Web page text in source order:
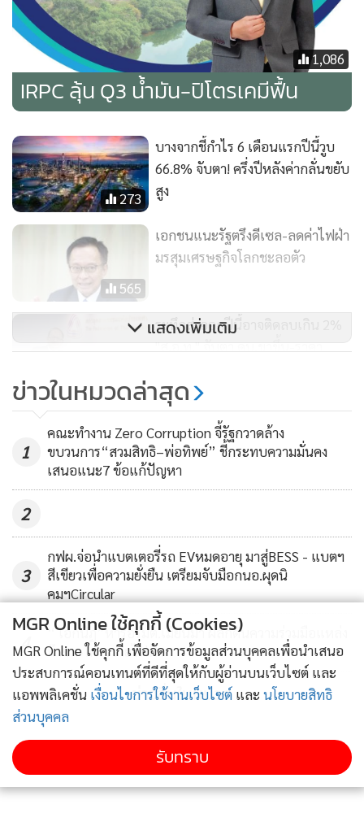
ตลาดราคาน้ำมันปาล์มดิบในประเทศ (CPO-DIT)
แฟตตี้แอลกอฮอล์จากธรรมชาติ (Natural Fatty Alcohols) คาด
ว่าความต้องการใช้มีแนวโน้มปรับตัวดีขึ้น เมื่อเปรียบเทียบกับ
ครึ่งแรกของปี 2566 แม้ว่าจะยังมีปัจจัยกดดันต่อกำลังซื้อแต่เริ่ม
เห็นสัญญาณการกลับมาซื้อสินค้าเพื่อเพิ่มปริมาณสินค้าคงคลัง
มากขึ้น หลังจากราคาวัตถุดิบน้ำมันปาล์มดิบมีแนวโน้มปรับตัว
สูงขึ้น
ประกอบกับประเทศจีนซึ่งเป็นผู้ซื้อรายใหญ่เริ่มมีการสต๊อก
สินค้าเพื่อสำรองไว้ใช้ในการผลิตสินค้าสำหรับงานกีฬาเอเชียน
เกมส์ครั้งที่ 19 ในช่วงวันที่ 23 กันยายน-8 ตุลาคม 2566 อีกทั้งใน
ช่วงไตรมาส 4 ของทุกปี เป็นช่วงฤดูกาล High Season ของกลุ่ม
ผู้ผลิตเครื่องสำอางและผลิตภัณฑ์เพื่อสุขอนามัยส่วนบุคคล
(Home and Personal Care) โดยเฉพาะผู้ผลิตครีมบำรุงผิวที่มี
ขึ้น และผู้ผลิตน้ำหอมที่มีความต้องการใช้ Short Chain
แอลกอฮอล์ เพื่อเตรียมสำหรับใช้ในการผลิตสินค้าก่อนเทศกาล
คริสต์มาสและเทศกาลวันปีใหม่ ส่งผลให้ภาพรวมความต้องการ
ซื้อในตลาดผลิตภัณฑ์แฟตตี้แอลกอฮอล์มีแนวโน้มปรับตัวดีขึ้น
ในช่วงครึ่งหลังของปีนี้
ขณะที่อุปทานโดยรวมของอุตสาหกรรมแฟตตี้แอลกอฮอล์คาด
ว่ามีแนวโน้มที่ดีขึ้น เนื่องจากผู้ผลิตรายใหญ่หลายรายหยุด
ดำเนินการผลิตชั่วคราวเพื่อซ่อมบำรุง และมีการลดกำลังการ
ผลิตลงให้สอดคล้องกับอุปสงค์ที่ลดลงจากครึ่งปีแรกที่ผ่านมา
และราคาขายคาดว่ามีแนวโน้มทรงตัว เป็นไปตามราคาน้ำมัน
ปาล์มดิบ (CPKO) ที่ทรงตัว เช่นเดียวกับกลีเซอรีน มีแนวโน้ม
ปรับตัวดีขึ้นสอดรับกับความต้องการที่เริ่มเข้าสู่ฤดูกาล High
Season ของกลุ่มผู้ผลิตเครื่องสำอางและผลิตภัณฑ์เพื่อสุข
อนามัย ส่วนอุปทานโดยรวมปรับตัวดีขึ้น
สำหรับผลประกอบการประจำไตรมาส 2/2566 บริษัทฯ มีรายได้
จากการขายรวมทั้งหมด 4,744 ล้านบาท ลดลง 37% บริษัทฯ ได้
1,086
IRPC ลุ้น Q3 น้ำมัน-ปิโตรเคมีฟื้น
273
บางจากชี้กำไร 6 เดือนแรกปีนี้วูบ
66.8% จับตา! ครึ่งปีหลังค่ากลั่นขยับ
สูง
565
เอกชนแนะรัฐตรึงดีเซล-ลดค่าไฟฝ่า
มรสุมเศรษฐกิจโลกชะลอตัว
ระทึกส่งออกปีนี้อาจติดลบเกิน 2%
"ส.อ.ท." จับตา ดบ.ขาขึ้น-ราคา
แสดงเพิ่มเติม
ข่าวในหมวดล่าสุด
1
คณะทำงาน Zero Corruption จี้รัฐกวาดล้าง
ขบวนการ“สวมสิทธิ–พ่อทิพย์” ชี้กระทบความมั่นคง
เสนอแนะ7 ข้อแก้ปัญหา
2
3
กฟผ.จ่อนำแบตเตอรี่รถ EVหมดอายุ มาสู่BESS - แบตฯ
สีเขียวเพื่อความยั่งยืน เตรียมจับมือกนอ.ผุดนิ
คมฯCircular
4
“ เอกนัฏ”หารือรมต.เมียนมา ผลักดันความร่วมมือแหล่ง
ก๊าซฯ-โครงข่ายไฟฟ้า
ข่าวอื่นในหมวด
MGR Online ใช้คุกกี้ (Cookies)
MGR Online ใช้คุกกี้ เพื่อจัดการข้อมูลส่วนบุคคลเพื่อนำเสนอ
ประสบการณ์คอนเทนต์ที่ดีที่สุดให้กับผู้อ่านบนเว็บไซต์ และ
แอพพลิเคชั่น เงื่อนไขการใช้งานเว็บไซต์ และ นโยบายสิทธิ
ส่วนบุคคล
รับทราบ